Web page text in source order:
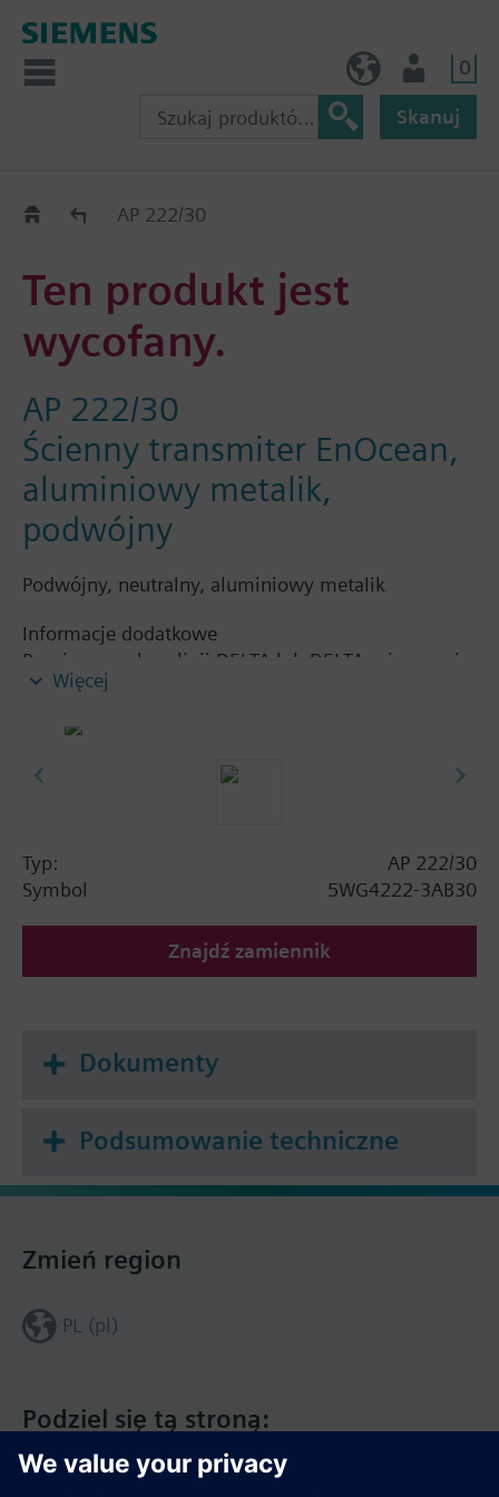
0
Skanuj
Old2NewAP 222/30
Ten produkt jest
wycofany.
AP 222/30
Ścienny transmiter EnOcean,
aluminiowy metalik,
podwójny
Podwójny, neutralny, aluminiowy metalik
Informacje dodatkowe
Pasująca ramka z linii DELTA lub DELTA miro musi
być zamówiona oddzielnie. Patrz rozdział Display
Więcej
Typ:
AP 222/30
Symbol
5WG4222-3AB30
Znajdź zamiennik
Dokumenty
Podsumowanie techniczne
Podziel się tą stroną:
Zmień region
PL (pl)